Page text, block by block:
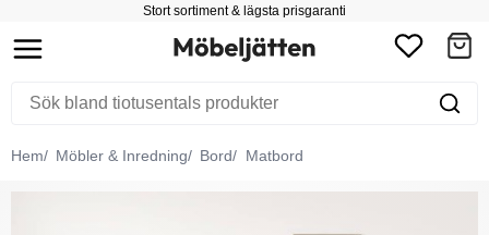
Stort sortiment & lägsta prisgaranti
Hem Möbler & Inredning Bord Matbord